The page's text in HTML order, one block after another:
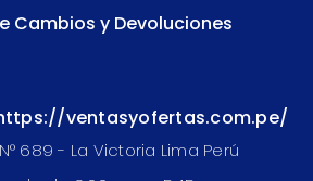
Cambios y Devoluciones
ventasyofertas.com.pe/
689 - La Victoria Lima Perú